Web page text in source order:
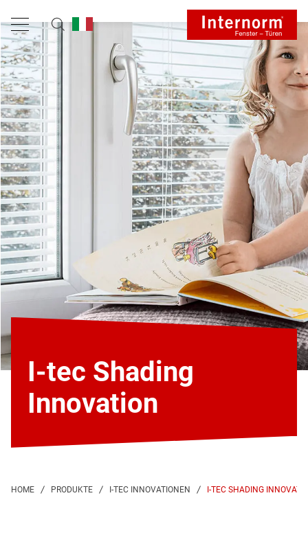
I-tec Shading
Innovation
I-TEC SHADING